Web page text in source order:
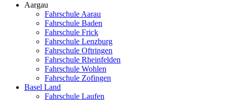
Aargau
Fahrschule Aarau
Fahrschule Baden
Fahrschule Frick
Fahrschule Lenzburg
Fahrschule Oftringen
Fahrschule Rheinfelden
Fahrschule Wohlen
Fahrschule Zofingen
Basel Land
Fahrschule Laufen